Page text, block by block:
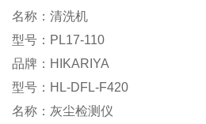
名称：清洗机
型号：PL17-110
品牌：HIKARIYA
型号：HL-DFL-F420
名称：灰尘检测仪